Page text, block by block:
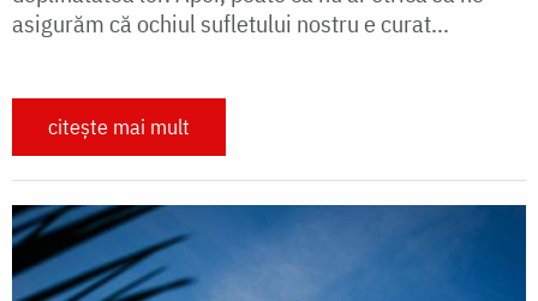
asigurăm că ochiul sufletului nostru e curat...
citește mai mult